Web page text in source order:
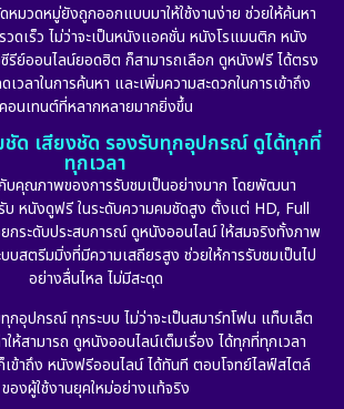
หมวดหมู่ยังถูกออกแบบมาให้ใช้งานง่าย ช่วยให้ค้นหา
ดเร็ว ไม่ว่าจะเป็นหนังแอคชั่น หนังโรแมนติก หนัง
รีย์ออนไลน์ยอดฮิต ก็สามารถเลือก ดูหนังฟรี ได้ตรง
วลาในการค้นหา และเพิ่มความสะดวกในการเข้าถึง
คอนเทนต์ที่หลากหลายมากยิ่งขึ้น
ด เสียงชัด รองรับทุกอุปกรณ์ ดูได้ทุกที่
ทุกเวลา
บคุณภาพของการรับชมเป็นอย่างมาก โดยพัฒนา
หนังดูฟรี ในระดับความคมชัดสูง ตั้งแต่ HD, Full
กระดับประสบการณ์ ดูหนังออนไลน์ ให้สมจริงทั้งภาพ
บสตรีมมิ่งที่มีความเสถียรสูง ช่วยให้การรับชมเป็นไป
อย่างลื่นไหล ไม่มีสะดุด
อุปกรณ์ ทุกระบบ ไม่ว่าจะเป็นสมาร์ทโฟน แท็บเล็ต
ห้สามารถ ดูหนังออนไลน์เต็มเรื่อง ได้ทุกที่ทุกเวลา
ข้าถึง หนังฟรีออนไลน์ ได้ทันที ตอบโจทย์ไลฟ์สไตล์
ของผู้ใช้งานยุคใหม่อย่างแท้จริง